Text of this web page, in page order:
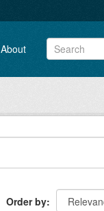
About
Order by